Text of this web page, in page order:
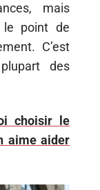
mais
le point de
C’est
des
choisir le
aime aider